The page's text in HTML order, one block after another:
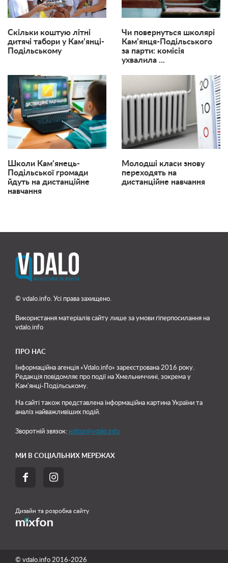
Скільки коштую літні
дитячі табори у Кам’янці-
Подільському
Чи повернуться школярі
Кам’янця-Подільського
за парти: комісія
ухвалила ...
Школи Кам’янець-
Подільської громади
йдуть на дистанційне
навчання
Молодші класи знову
переходять на
дистанційне навчання
© vdalo.info. Усі права захищено.
Використання матеріалів сайту лише за умови гіперпосилання на
vdalo.info
ПРО НАС
Інформаційна агенція «Vdalo.info» зареєстрована 2016 року.
Редакція повідомляє про події на Хмельниччині, зокрема у
Кам'янці-Подільському.
На сайті також представлена інформаційна картина України та
аналіз найважливіших подій.
Зворотній звязок: editor@vdalo.info
МИ В СОЦІАЛЬНИХ МЕРЕЖАХ
 
Дизайн та розробка сайту
© vdalo.info 2016-2026